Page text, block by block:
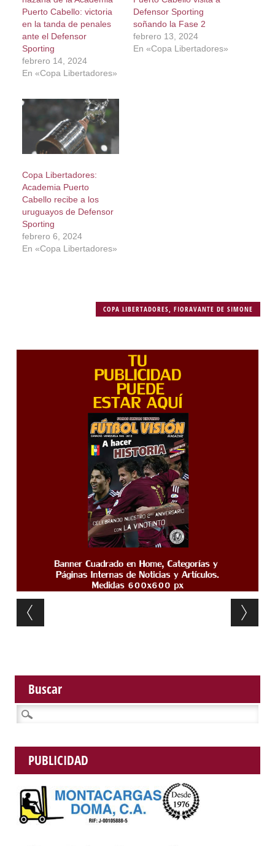
Puerto Cabello: victoria
en la tanda de penales
ante el Defensor
Sporting
febrero 14, 2024
En «Copa Libertadores»
Defensor Sporting
soñando la Fase 2
febrero 13, 2024
En «Copa Libertadores»
Copa Libertadores:
Academia Puerto
Cabello recibe a los
uruguayos de Defensor
Sporting
febrero 6, 2024
En «Copa Libertadores»
COPA LIBERTADORES ,FIORAVANTE DE SIMONE
Post navigation
Buscar
Buscar:
PUBLICIDAD